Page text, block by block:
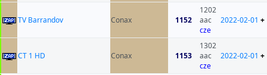
TV Barrandov Conax 1152
1202
aac
cze
2022-02-01 +
CT 1 HD Conax 1153
1302
aac
cze
2022-02-01 +